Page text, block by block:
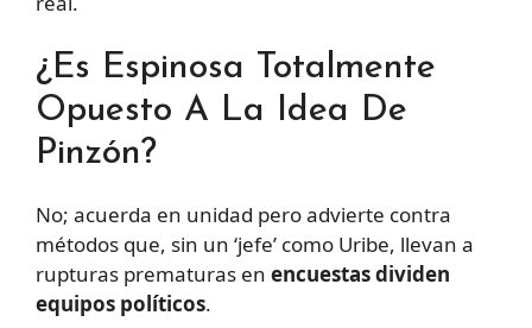
¿Es Espinosa Totalmente
Opuesto A La Idea De
Pinzón?
No; acuerda en unidad pero advierte contra
métodos que, sin un ‘jefe’ como Uribe, llevan a
rupturas prematuras en encuestas dividen
equipos políticos.